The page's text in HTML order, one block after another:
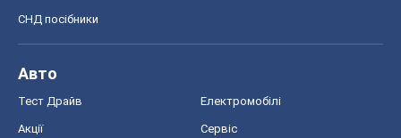
СНД посібники
Авто
Тест Драйв Електромобілі
Акції Сервіс